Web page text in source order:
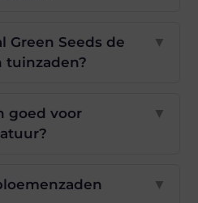
Green Seeds de
tuinzaden?
▼
goed voor
▼
▼